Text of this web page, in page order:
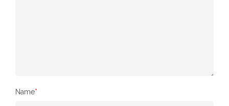
Name*